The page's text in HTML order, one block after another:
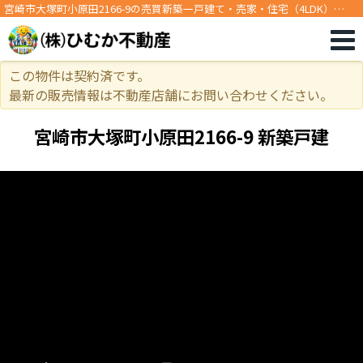
宮崎市大塚町小原田2166-9の売買新築一戸建て・売家・住宅（4LDK）
[11877]
この物件は契約済です。
最新の販売情報は不動産店舗にお問い合わせください。
宮崎市大塚町小原田2166-9 新築戸建